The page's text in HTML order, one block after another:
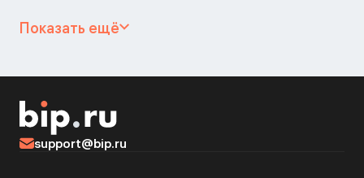
Показать ещё
support@bip.ru